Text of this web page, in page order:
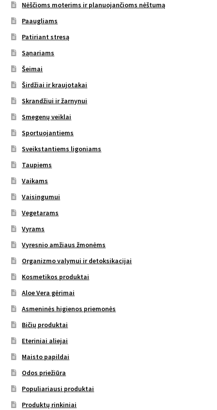
Nėščioms moterims ir planuojančioms nėštumą
Paaugliams
Patiriant stresą
Sąnariams
Šeimai
Širdžiai ir kraujotakai
Skrandžiui ir žarnynui
Smegenų veiklai
Sportuojantiems
Sveikstantiems ligoniams
Taupiems
Vaikams
Vaisingumui
Vegetarams
Vyrams
Vyresnio amžiaus žmonėms
Organizmo valymui ir detoksikacijai
Kosmetikos produktai
Aloe Vera gėrimai
Asmeninės higienos priemonės
Bičių produktai
Eteriniai aliejai
Maisto papildai
Odos priežiūra
Populiariausi produktai
Produktų rinkiniai